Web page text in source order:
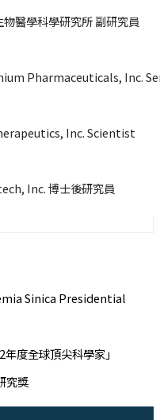
醫學科學研究所 副研究員
Pharmaceuticals, Inc.
Inc. Scientist
Inc. 博士後研究員
Sinica Presidential
度全球頂尖科學家」
究獎